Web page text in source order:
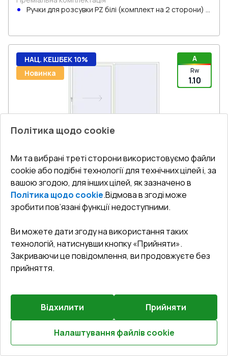
Розрахуй онлайн
Ручки для розсувки PZ білі (комплект на 2 сторони) з
A
Rw
1.10
НАЦ. КЕШБЕК 10%
Новинка
Попереднє
замовлення
3
Розсувні терасні двері 2500x2000 мм REHAU SYNEGO
SLIDE Білий (RAL 9016) з двох сторін
Глибина профілю:
Ущільнення :
Склопакет: 4 CGS - 16 Ar - 4 - 14 Ar - 4 LE
₴107,465.57
₴75,225.91
Детальніше / Змінити
Політика щодо cookie
Ми та вибрані треті сторони використовуємо файли
cookie або подібні технології для технічних цілей і, за
вашою згодою, для інших цілей, як зазначено в
Політика щодо cookie.Відмова в згоді може
зробити пов’язані функції недоступними.
Ви можете дати згоду на використання таких
технологій, натиснувши кнопку «Прийняти».
Закриваючи це повідомлення, ви продовжуєте без
прийняття.
Відхилити Прийняти
Налаштування файлів cookie